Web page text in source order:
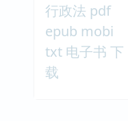
行政法 pdf
epub mobi
txt 电子书 下
载